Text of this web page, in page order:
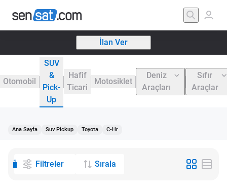
İlan Ver
Otomobil
SUV
&
Pick-
Up
Hafif
Ticari
Motosiklet
Deniz
Araçları
Sıfır
Araçlar
Ana Sayfa Suv Pickup Toyota C-Hr
Filtreler
1 Sırala